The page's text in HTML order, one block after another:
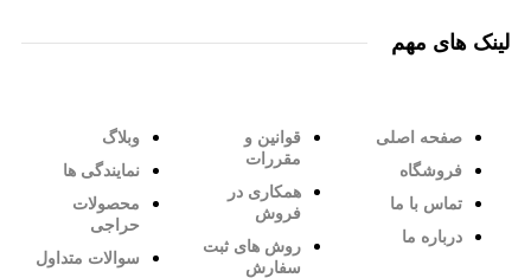
لینک های مهم
صفحه اصلی
فروشگاه
تماس با ما
درباره ما
قوانین و
مقررات
همکاری در
فروش
روش های ثبت
سفارش
وبلاگ
نمایندگی ها
محصولات
حراجی
سوالات متداول